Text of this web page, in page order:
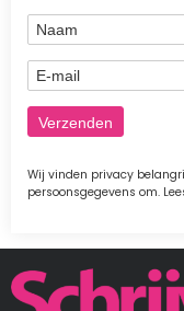
Naam
E-mail
Wij vinden privacy
persoonsgegevens om.
Afbeelding